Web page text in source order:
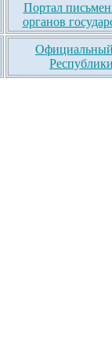
Портал
органов
Официальный